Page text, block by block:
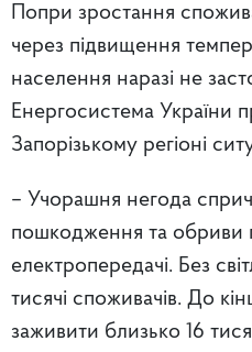
Попри зростання
через підвищення
населення наразі не
Енергосистема України
Запорізькому регіоні
– Учорашня негода
пошкодження та обриви
електропередачі. Без
тисячі споживачів. До
заживити близько 16